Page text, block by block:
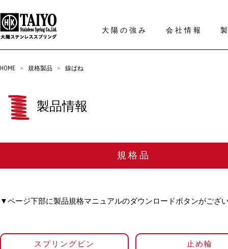
大陽の強み 会社情報
HOME > 規格製品 > 線ばね
製品情報
規格品
▼ページ下部に製品規格マニュアルのダウンロードボタンがござ
スプリングピン 止め輪